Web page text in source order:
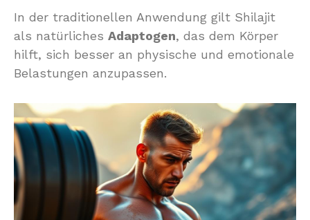
In der traditionellen Anwendung gilt Shilajit
als natürliches Adaptogen, das dem Körper
hilft, sich besser an physische und emotionale
Belastungen anzupassen.